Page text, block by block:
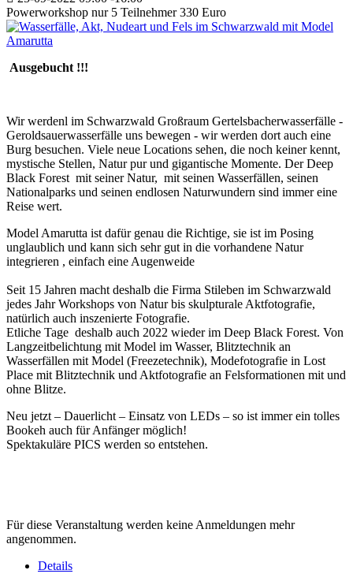
Powerworkshop nur 5 Teilnehmer 330 Euro
Ausgebucht !!!
Wir werdenl im Schwarzwald Großraum Gertelsbacherwasserfälle -
Geroldsauerwasserfälle uns bewegen - wir werden dort auch eine
Burg besuchen. Viele neue Locations sehen, die noch keiner kennt,
mystische Stellen, Natur pur und gigantische Momente. Der Deep
Black Forest mit seiner Natur, mit seinen Wasserfällen, seinen
Nationalparks und seinen endlosen Naturwundern sind immer eine
Reise wert.
Model Amarutta ist dafür genau die Richtige, sie ist im Posing
unglaublich und kann sich sehr gut in die vorhandene Natur
integrieren , einfach eine Augenweide
Seit 15 Jahren macht deshalb die Firma Stileben im Schwarzwald
jedes Jahr Workshops von Natur bis skulpturale Aktfotografie,
natürlich auch inszenierte Fotografie.
Etliche Tage deshalb auch 2022 wieder im Deep Black Forest. Von
Langzeitbelichtung mit Model im Wasser, Blitztechnik an
Wasserfällen mit Model (Freezetechnik), Modefotografie in Lost
Place mit Blitztechnik und Aktfotografie an Felsformationen mit und
ohne Blitze.
Neu jetzt – Dauerlicht – Einsatz von LEDs – so ist immer ein tolles
Bookeh auch für Anfänger möglich!
Spektakuläre PICS werden so entstehen.
Für diese Veranstaltung werden keine Anmeldungen mehr
angenommen.
Details